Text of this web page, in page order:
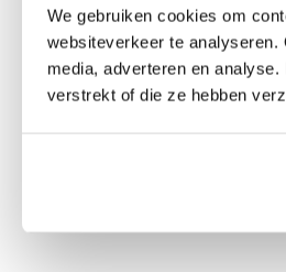
We gebruiken cookies om
websiteverkeer te
media, adverteren en
verstrekt of die ze hebben